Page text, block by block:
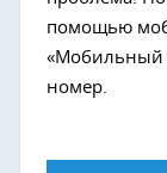
помощью
«Мобильный
номер.